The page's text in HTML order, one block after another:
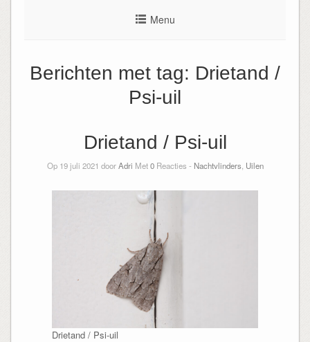
Menu
Berichten met tag: Drietand /
Psi-uil
Drietand / Psi-uil
Op 19 juli 2021 doorAdri Met0Reacties - Nachtvlinders Uilen
Drietand / Psi-uil